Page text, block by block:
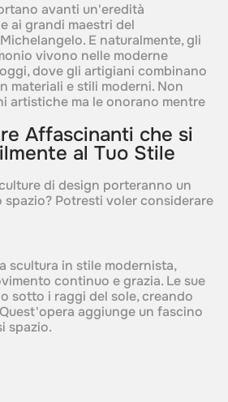
avanti un'eredità
ai grandi maestri del
E naturalmente, gli
vivono nelle moderne
dove gli artigiani combinano
materiali e stili moderni. Non
artistiche ma le onorano mentre
Affascinanti che si
al Tuo Stile‍
di design porteranno un
spazio? Potresti voler considerare
scultura in stile modernista,
continuo e grazia. Le sue
sotto i raggi del sole, creando
aggiunge un fascino
spazio.